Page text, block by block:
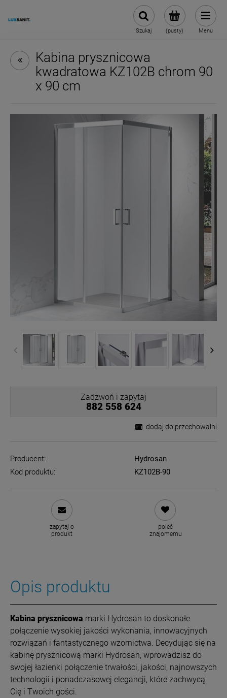
(pusty)
Szukaj Menu
Kabina prysznicowa
kwadratowa KZ102B chrom 90
x 90 cm
Zadzwoń i zapytaj
882 558 624
dodaj do przechowalni
Producent:
Hydrosan
Kod produktu:
KZ102B-90
zapytaj o
produkt
poleć
znajomemu
Opis produktu
Kabina prysznicowa marki Hydrosan to doskonałe
połączenie wysokiej jakości wykonania, innowacyjnych
rozwiązań i fantastycznego wzornictwa. Decydując się na
kabinę prysznicową marki Hydrosan, wprowadzisz do
swojej łazienki połączenie trwałości, jakości, najnowszych
technologii i ponadczasowej elegancji, które zachwycą
Cię i Twoich gości.